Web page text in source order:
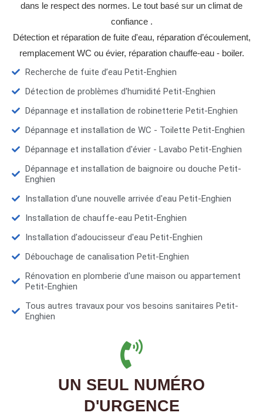
dans le respect des normes. Le tout basé sur un climat de
confiance .
Détection et réparation de fuite d'eau, réparation d’écoulement,
remplacement WC ou évier, réparation chauffe-eau - boiler.
Recherche de fuite d’eau Petit-Enghien
Détection de problèmes d'humidité Petit-Enghien
Dépannage et installation de robinetterie Petit-Enghien
Dépannage et installation de WC - Toilette Petit-Enghien
Dépannage et installation d'évier - Lavabo Petit-Enghien
Dépannage et installation de baignoire ou douche Petit-
Enghien
Installation d'une nouvelle arrivée d'eau Petit-Enghien
Installation de chauffe-eau Petit-Enghien
Installation d’adoucisseur d'eau Petit-Enghien
Débouchage de canalisation Petit-Enghien
Rénovation en plomberie d'une maison ou appartement
Petit-Enghien
Tous autres travaux pour vos besoins sanitaires Petit-
Enghien
UN SEUL NUMÉRO
D'URGENCE